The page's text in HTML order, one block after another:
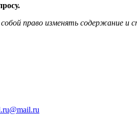
право изменять содержание и